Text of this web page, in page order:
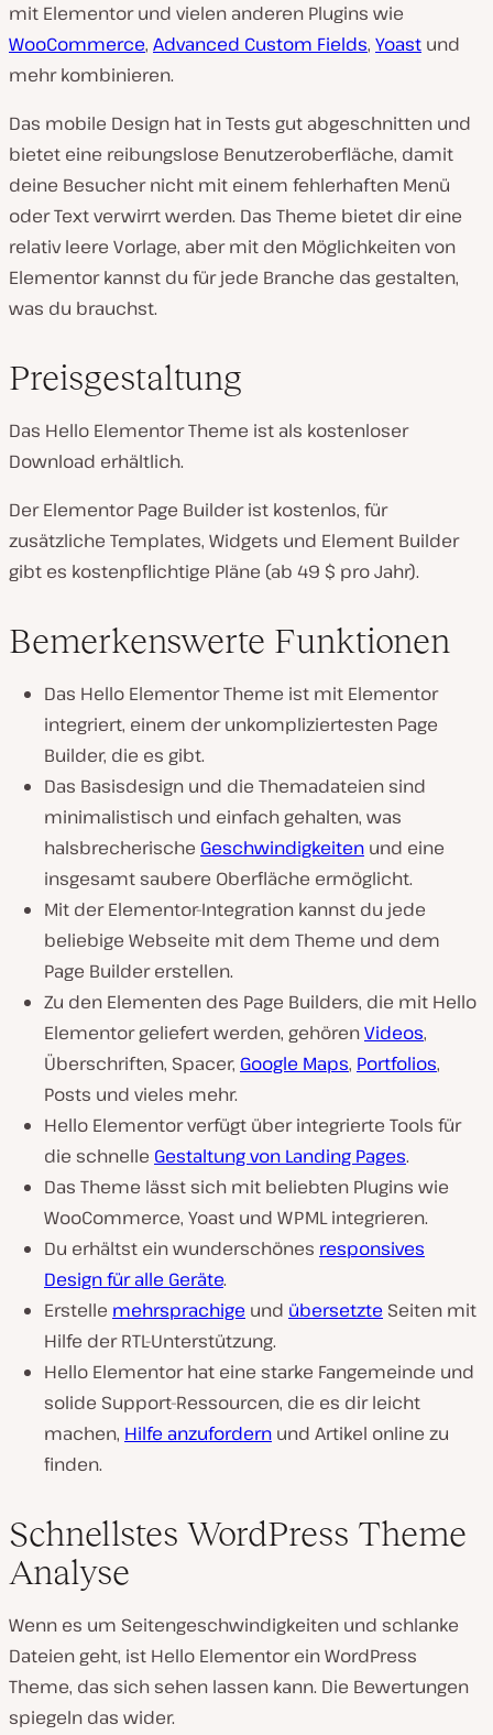
mit Elementor und vielen anderen Plugins wie
WooCommerce, Advanced Custom Fields, Yoast und
mehr kombinieren.
Das mobile Design hat in Tests gut abgeschnitten und
bietet eine reibungslose Benutzeroberfläche, damit
deine Besucher nicht mit einem fehlerhaften Menü
oder Text verwirrt werden. Das Theme bietet dir eine
relativ leere Vorlage, aber mit den Möglichkeiten von
Elementor kannst du für jede Branche das gestalten,
was du brauchst.
Preisgestaltung
Das Hello Elementor Theme ist als kostenloser
Download erhältlich.
Der Elementor Page Builder ist kostenlos, für
zusätzliche Templates, Widgets und Element Builder
gibt es kostenpflichtige Pläne (ab 49 $ pro Jahr).
Bemerkenswerte Funktionen
Das Hello Elementor Theme ist mit Elementor
integriert, einem der unkompliziertesten Page
Builder, die es gibt.
Das Basisdesign und die Themadateien sind
minimalistisch und einfach gehalten, was
halsbrecherische Geschwindigkeiten und eine
insgesamt saubere Oberfläche ermöglicht.
Mit der Elementor-Integration kannst du jede
beliebige Webseite mit dem Theme und dem
Page Builder erstellen.
Zu den Elementen des Page Builders, die mit Hello
Elementor geliefert werden, gehörenVideos,
Überschriften, Spacer, Google Maps, Portfolios,
Posts und vieles mehr.
Hello Elementor verfügt über integrierte Tools für
die schnelle Gestaltung von Landing Pages.
Das Theme lässt sich mit beliebten Plugins wie
WooCommerce, Yoast und WPML integrieren.
Du erhältst ein wunderschönes responsives
Design für alle Geräte.
Erstelle mehrsprachige und übersetzte Seiten mit
Hilfe der RTL-Unterstützung.
Hello Elementor hat eine starke Fangemeinde und
solide Support-Ressourcen, die es dir leicht
machen, Hilfe anzufordern und Artikel online zu
finden.
Schnellstes WordPress Theme
Analyse
Wenn es um Seitengeschwindigkeiten und schlanke
Dateien geht, ist Hello Elementor ein WordPress
Theme, das sich sehen lassen kann. Die Bewertungen
spiegeln das wider.